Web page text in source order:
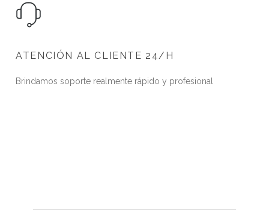
ATENCIÓN AL CLIENTE 24/H
Brindamos soporte realmente rápido y profesional